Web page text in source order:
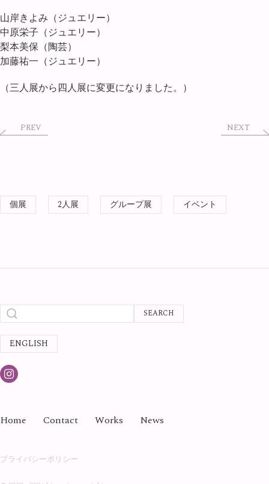
山岸きよみ（ジュエリー）
中原栄子（ジュエリー）
梨本美保（陶芸）
加藤祐一（ジュエリー）
（三人展から四人展に変更になりました。）
PREV NEXT
個展 2人展 グループ展 イベント
SEARCH
ENGLISH
Home Contact Works News
プライバシーポリシー